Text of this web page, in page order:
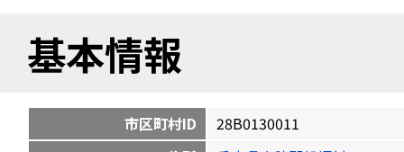
基本情報
市区町村ID
28B0130011